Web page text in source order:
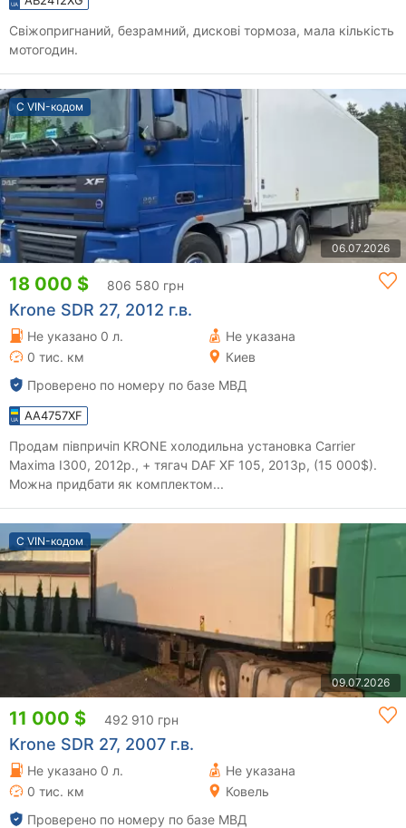
Свіжопригнаний, безрамний, дискові тормоза, мала кількість
мотогодин.
С VIN-кодом
06.07.2026
18 000 $ 806 580 грн
Krone SDR 27, 2012 г.в.
Не указано 0 л.
Не указана
0 тис. км
Киев
Проверено по номеру по базе МВД
AA4757XF
Продам півпричіп KRONE холодильна установка Carrier
Maxima I300, 2012р., + тягач DAF XF 105, 2013р, (15 000$).
Можна придбати як комплектом...
С VIN-кодом
09.07.2026
11 000 $ 492 910 грн
Krone SDR 27, 2007 г.в.
Не указано 0 л.
Не указана
0 тис. км
Ковель
Проверено по номеру по базе МВД